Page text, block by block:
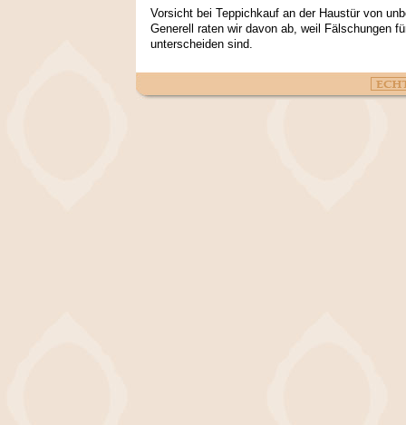
Vorsicht bei Teppichkauf an der Haustür von
Generell raten wir davon ab, weil Fälschungen
unterscheiden sind.